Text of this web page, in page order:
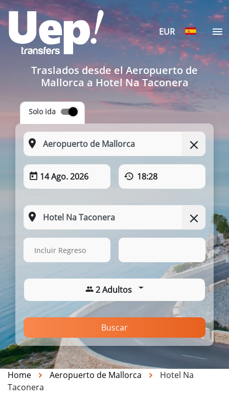
EUR
Traslados desde el Aeropuerto de
Mallorca a Hotel Na Taconera
Solo ida
14 Ago. 2026 18:28
14 Ago. 2026
Incluir Regreso
2 Adultos
Buscar
Home Aeropuerto de Mallorca
Hotel Na
Taconera